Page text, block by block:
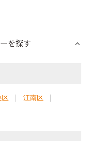
を探す
区
江南区